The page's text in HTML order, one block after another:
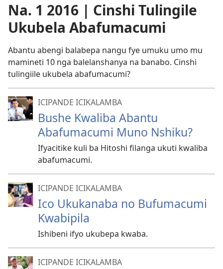
Na. 1 2016 | Cinshi Tulingile
Ukubela Abafumacumi
Abantu abengi balabepa nangu fye umuku umo mu
mamineti 10 nga balelanshanya na banabo. Cinshi
tulingiile ukubela abafumacumi?
ICIPANDE ICIKALAMBA
Bushe Kwaliba Abantu
Abafumacumi Muno Nshiku?
Ifyacitike kuli ba Hitoshi filanga ukuti kwaliba
abafumacumi.
ICIPANDE ICIKALAMBA
Ico Ukukanaba no Bufumacumi
Kwabipila
Ishibeni ifyo ukubepa kwaba.
ICIPANDE ICIKALAMBA